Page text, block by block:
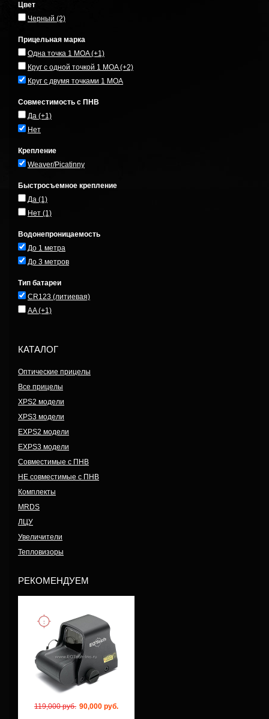
Цвет
Черный (2)
Прицельная марка
Одна точка 1 MOA(+1)
Круг с одной точкой 1 MOA(+2)
Круг с двумя точками 1 MOA
Совместимость с ПНВ
Да (+1)
Нет
Крепление
Weaver/Picatinny
Быстросъемное крепление
Да (1)
Нет (1)
Водонепроницаемость
До 1 метра
До 3 метров
Тип батареи
CR123 (литиевая)
AA(+1)
КАТАЛОГ
Оптические прицелы
Все прицелы
XPS2 модели
XPS3 модели
EXPS2 модели
EXPS3 модели
Совместимые с ПНВ
НЕ совместимые с ПНВ
Комплекты
MRDS
ЛЦУ
Увеличители
Тепловизоры
РЕКОМЕНДУЕМ
119,000 руб. 90,000 руб.